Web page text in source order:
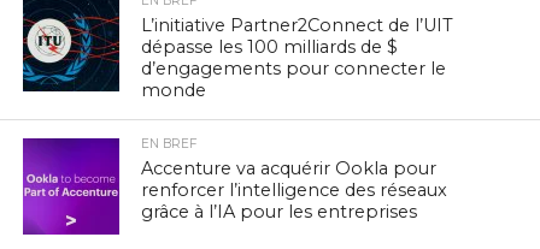
L’initiative Partner2Connect de l’UIT
dépasse les 100 milliards de $
d’engagements pour connecter le
monde
EN BREF
Accenture va acquérir Ookla pour
renforcer l’intelligence des réseaux
grâce à l’IA pour les entreprises